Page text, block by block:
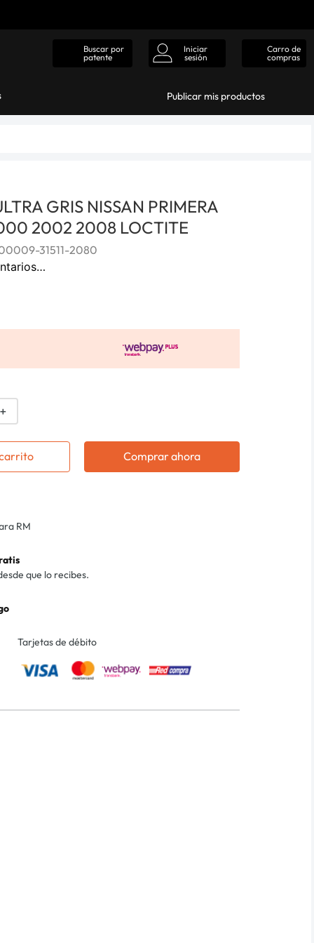
Buscar por
patente
Iniciar
sesión
Carro de
compras
Publicar mis productos
GRIS NISSAN PRIMERA
2002 2008 LOCTITE
31511-2080
＋
Comprar ahora
RM
que lo recibes.
Tarjetas de débito